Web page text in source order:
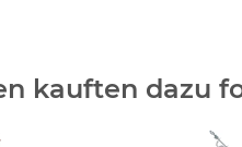
kauften dazu